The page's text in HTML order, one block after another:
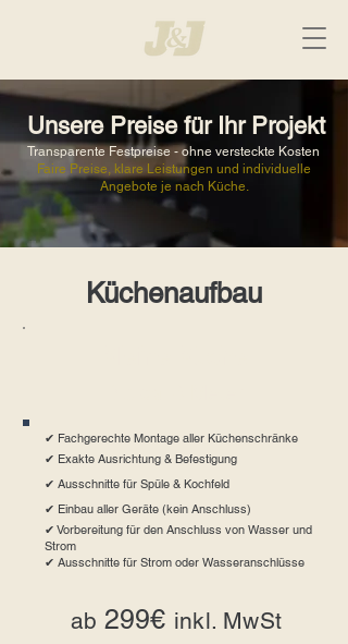
Faire Preise, klare Leistungen und individuelle
Angebote je nach Küche.
Transparente Festpreise - ohne versteckte Kosten
Unsere Preise für Ihr Projekt
Küchenaufbau
ab 299€ inkl. MwSt
✔ Fachgerechte Montage aller Küchenschränke
✔ Exakte Ausrichtung & Befestigung
✔ Ausschnitte für Spüle & Kochfeld
✔ Einbau aller Geräte (kein Anschluss)
✔ Vorbereitung für den Anschluss von Wasser und
Strom
✔ Ausschnitte für Strom oder Wasseranschlüsse